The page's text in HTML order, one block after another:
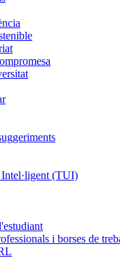
(TUI)
i borses de